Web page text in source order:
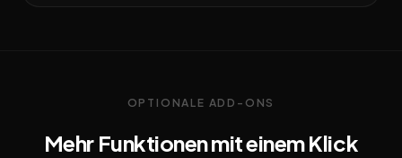
OPTIONALE ADD-ONS
Mehr Funktionen mit einem Klick